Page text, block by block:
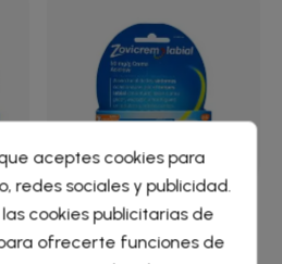
ZOVICREM LABIAL 50
MG/G CREMA 2 G...
aceptes cookies para
redes sociales y publicidad.
cookies publicitarias de
ofrecerte funciones de